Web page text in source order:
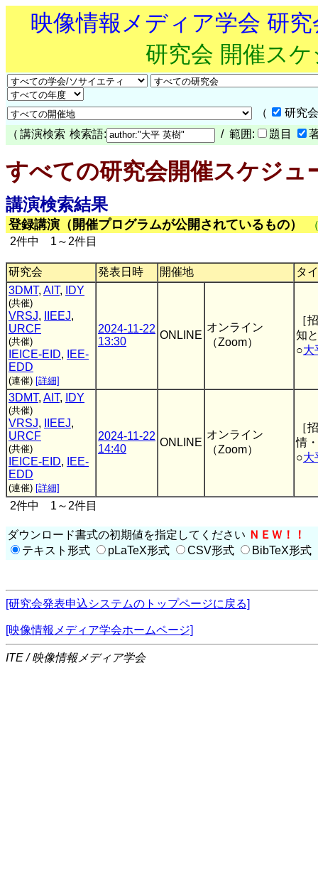
映像情報メディア学会 研
研究会 開催ス
（
研究
（ 講演検索 検索語: / 範囲: 題目
すべての研究会開催スケジュ
講演検索結果
登録講演（開催プログラムが公開されているもの）
2件中 1～2件目
研究会 発表日時 開催地
タ
3DMT, AIT, IDY
(共催)
VRSJ, IIEEJ,
URCF
(共催)
IEICE-EID,
IEE-
EDD
(連催) [詳細]
2024-11-22
13:30
ONLINE
オンライン
（Zoom）
［
知
○大
3DMT, AIT, IDY
(共催)
VRSJ, IIEEJ,
URCF
(共催)
IEICE-EID,
IEE-
EDD
(連催) [詳細]
2024-11-22
14:40
ONLINE
オンライン
（Zoom）
［
情
○大
2件中 1～2件目
ダウンロード書式の初期値を指定してください ＮＥＷ！！
テキスト形式
pLaTeX形式 CSV形式 BibTeX形式
[研究会発表申込システムのトップページに戻る]
[映像情報メディア学会ホームページ]
ITE / 映像情報メディア学会